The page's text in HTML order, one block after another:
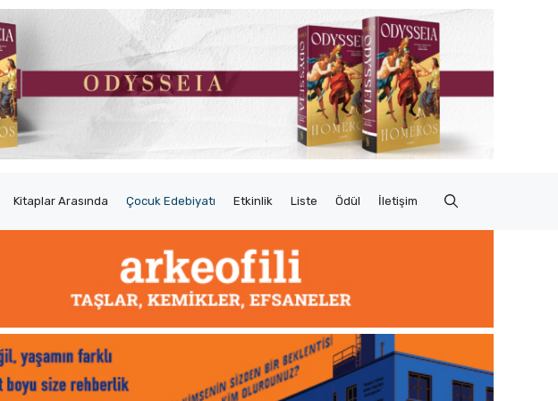
Kitaplar Arasında Çocuk Edebiyatı Etkinlik Liste Ödül İletişim